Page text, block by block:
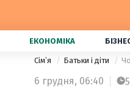
ЕКОНОМІКА
Сімʼя Батьки і діти
6 грудня, 06:40 5